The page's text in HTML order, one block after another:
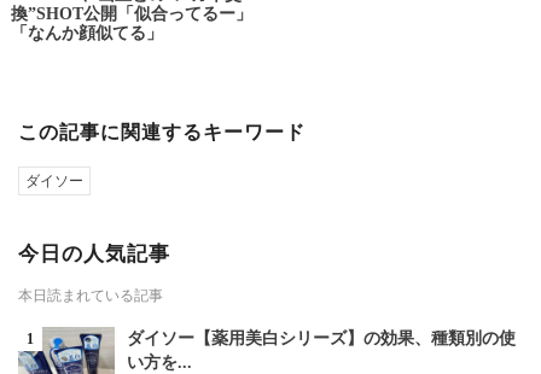
換”SHOT公開「似合ってるー」
「なんか顔似てる」
この記事に関連するキーワード
ダイソー
今日の人気記事
本日読まれている記事
ダイソー【薬用美白シリーズ】の効果、種類別の使
い方を...